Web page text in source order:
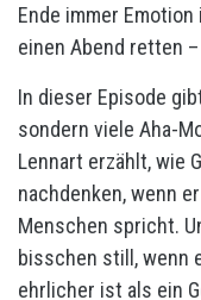
Ende immer
einen Abend retten
In dieser Episode
sondern viele Aha-
Lennart erzählt, wie
nachdenken, wenn
Menschen spricht.
bisschen still, wenn
ehrlicher ist als ein